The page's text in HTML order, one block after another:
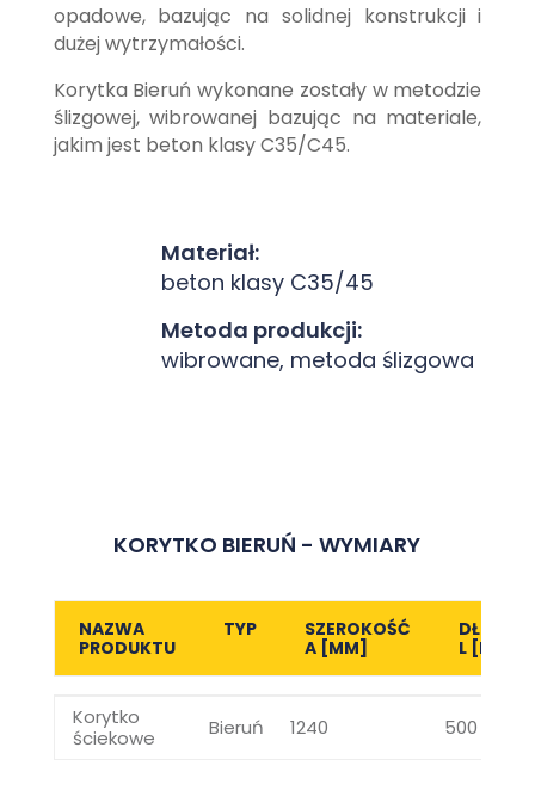
opadowe, bazując na solidnej konstrukcji i
dużej wytrzymałości.
Korytka Bieruń wykonane zostały w metodzie
ślizgowej, wibrowanej bazując na materiale,
jakim jest beton klasy C35/C45.
Materiał:
beton klasy C35/45
Metoda produkcji:
wibrowane, metoda ślizgowa
KORYTKO BIERUŃ - WYMIARY
NAZWA
PRODUKTU
TYP
SZEROKOŚĆ
A [MM]
L [MM]
NAZWA
PRODUKTU
A [MM]
L [MM]
Korytko
ściekowe
Bieruń 1240 500